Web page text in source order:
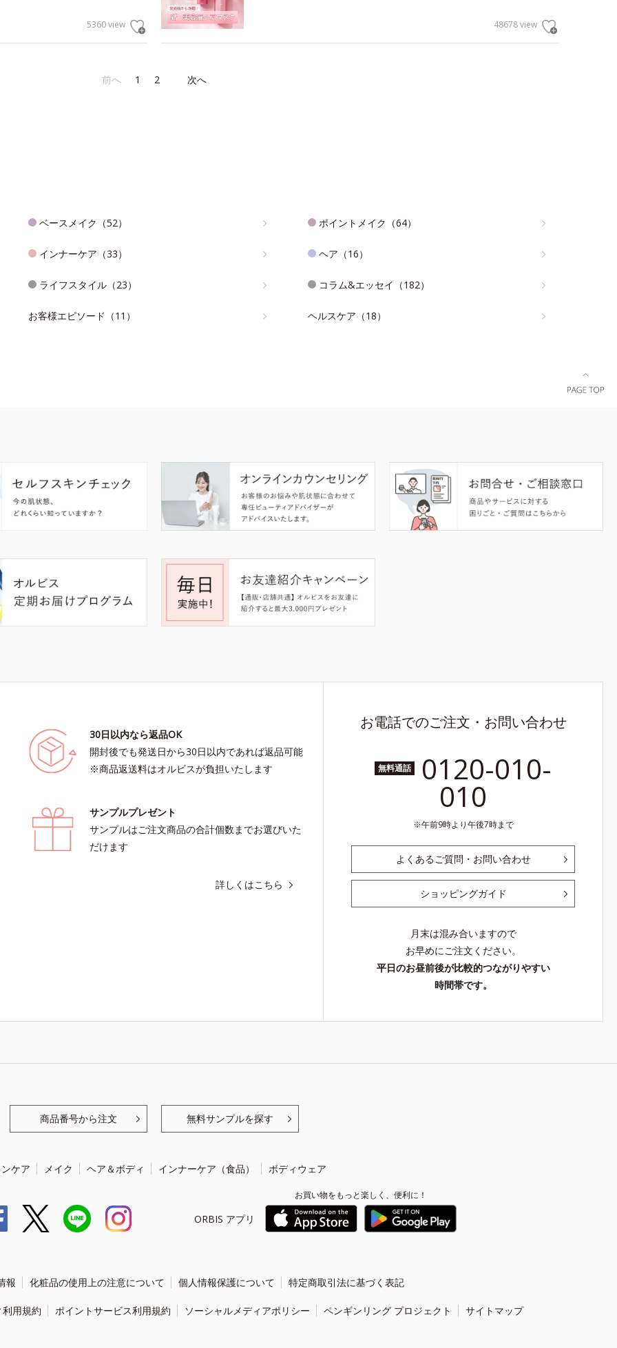
5360 view 48678 view
前へ 1 2 次へ
ベースメイク（52） ポイントメイク（64）
インナーケア（33） ヘア（16）
ライフスタイル（23） コラム&エッセイ（182）
お客様エピソード（11） ヘルスケア（18）
30日以内なら返品OK
開封後でも発送日から30日以内であれば返品可能
※商品返送料はオルビスが負担いたします
サンプルプレゼント
サンプルはご注文商品の合計個数までお選びいた
だけます
詳しくはこちら
お電話でのご注文・お問い合わせ
無料通話 0120-010-
010
午前9時より午後7時まで
よくあるご質問・お問い合わせ
ショッピングガイド
月末は混み合いますので
お早めにご注文ください。
平日のお昼前後が比較的つながりやすい
時間帯です。
商品番号から注文 無料サンプルを探す
ケア メイク ヘア＆ボディ インナーケア（食品） ボディウェア
ORBIS アプリ
お買い物をもっと楽しく、便利に！
報 化粧品の使用上の注意について 個人情報保護について 特定商取引法に基づく表記
用規約 ポイントサービス利用規約 ソーシャルメディアポリシー ペンギンリング プロジェクト サイトマップ